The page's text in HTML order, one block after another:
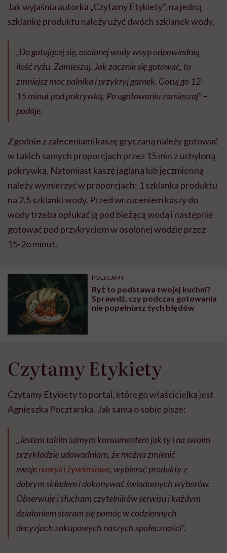
Jak wyjaśnia autorka „Czytamy Etykiety”, na jedną
szklankę produktu należy użyć dwóch szklanek wody.
„Do gotującej się, osolonej wody wsyp odpowiednią
ilość ryżu. Zamieszaj. Jak zacznie się gotować, to
zmniejsz moc palnika i przykryj garnek. Gotuj go 12-
15 minut pod pokrywką. Po ugotowaniu zamieszaj” –
podaje.
Zgodnie z zaleceniami kaszę gryczaną należy gotować
w takich samych proporcjach przez 15 min z uchyloną
pokrywką. Natomiast kaszę jaglaną lub jęczmienną
należy wymierzyć w proporcjach: 1 szklanka produktu
na 2,5 szklanki wody. Przed wrzuceniem kaszy do
wody trzeba opłukać ją pod bieżącą wodą i następnie
gotować pod przykryciem w osolonej wodzie przez
15-2o minut.
POLECAMY
Ryż to podstawa twojej kuchni?
Sprawdź, czy podczas gotowania
nie popełniasz tych błędów
Czytamy Etykiety
Czytamy Etykiety to portal, którego właścicielką jest
Agnieszka Pocztarska. Jak sama o sobie pisze:
„Jestem takim samym konsumentem jak ty i na swoim
przykładzie udowadniam, że można zmienić
swojenawyki żywieniowe, wybierać produkty z
dobrym składem i dokonywać świadomych wyborów.
Obserwuję i słucham czytelników serwisu i każdym
działaniem staram się pomóc w codziennych
decyzjach zakupowych naszych społeczności”.